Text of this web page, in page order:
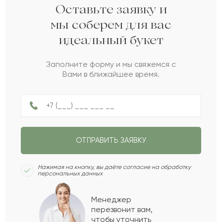
2022-02-18
Ралина
Куласия
Наргиза
А Амалия
Загила
Показать еще
Оставьте заявку и
мы соберем для вас
идеальный букет
Заполните форму и мы свяжемся с
Вами в ближайшее время.
ОТПРАВИТЬ ЗАЯВКУ
Нажимая на кнопку, вы даёте согласие на обработку
персональных данных
Менеджер
перезвонит вам,
чтобы уточнить